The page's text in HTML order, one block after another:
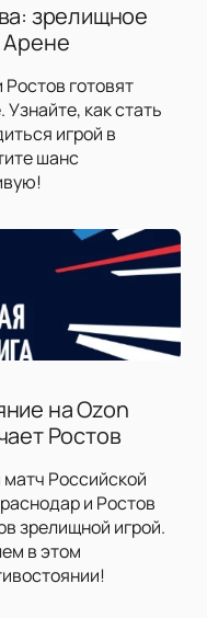
зрелищное
Арене
готовят
как стать
игрой в
шанс
на Ozon
Ростов
Российской
и Ростов
зрелищной игрой.
в этом